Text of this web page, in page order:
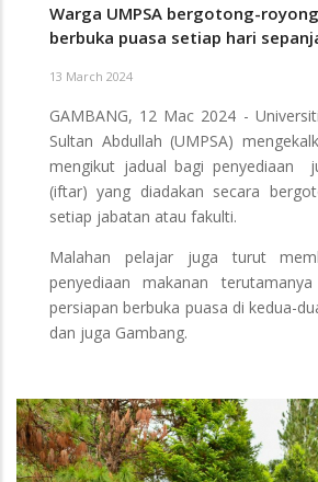
Warga UMPSA bergotong-
berbuka puasa setiap hari
13 March 2024
GAMBANG, 12 Mac 2024 -
Sultan Abdullah (UMPSA)
mengikut jadual bagi penyediaan
(iftar) yang diadakan secara
setiap jabatan atau fakulti.
Malahan pelajar juga turut
penyediaan makanan
persiapan berbuka puasa di kedua-
dan juga Gambang.